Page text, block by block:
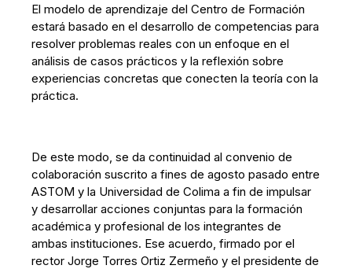
El modelo de aprendizaje del Centro de Formación
estará basado en el desarrollo de competencias para
resolver problemas reales con un enfoque en el
análisis de casos prácticos y la reflexión sobre
experiencias concretas que conecten la teoría con la
práctica.
De este modo, se da continuidad al convenio de
colaboración suscrito a fines de agosto pasado entre
ASTOM y la Universidad de Colima a fin de impulsar
y desarrollar acciones conjuntas para la formación
académica y profesional de los integrantes de
ambas instituciones. Ese acuerdo, firmado por el
rector Jorge Torres Ortiz Zermeño y el presidente de